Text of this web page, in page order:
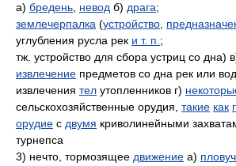
а) бредень невод б) драга;
землечерпалка (устройство
углубления русла рек и т. п. ;
тж. устройство для сбора устриц со дна)
извлечение предметов со дна рек или
извлечения тел утопленников г)
сельскохозяйственные орудия, такие как
орудие с двумя криволинейными
турнепса
3) нечто, тормозящее движение а)